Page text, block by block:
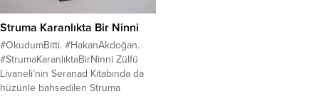
Struma Karanlıkta Bir Ninni
#OkudumBitti. #HakanAkdoğan.
#StrumaKaranlıktaBirNinni Zülfü
Livaneli’nin Seranad Kitabında da
hüzünle bahsedilen Struma